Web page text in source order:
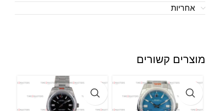
אחריות
מוצרים קשורים